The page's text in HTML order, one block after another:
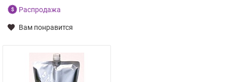
Распродажа
Вам понравится